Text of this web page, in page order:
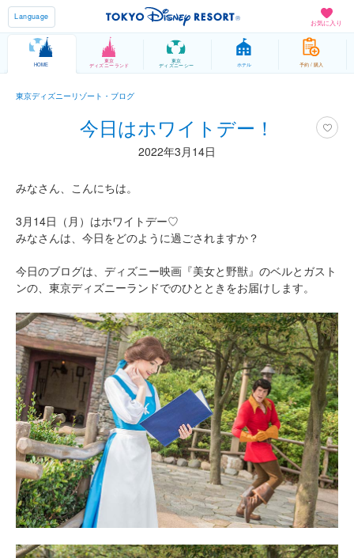
お気に入り
Language
HOME
東京
ディズニーランド
東京
ディズニーシー ホテル 予約 / 購入
東京ディズニーリゾート・ブログ
今日はホワイトデー！
2022年3月14日
みなさん、こんにちは。
3月14日（月）はホワイトデー♡
みなさんは、今日をどのように過ごされますか？
今日のブログは、ディズニー映画『美女と野獣』のベルとガスト
ンの、東京ディズニーランドでのひとときをお届けします。